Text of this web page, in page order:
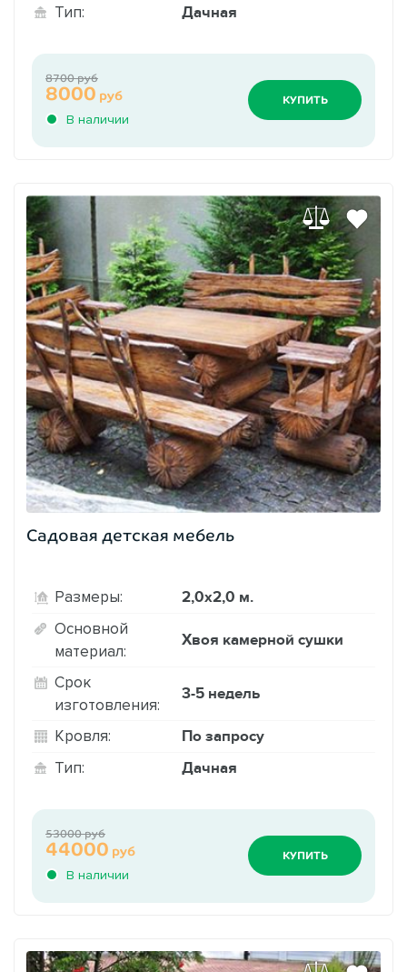
Тип: Дачная
В наличии
8000 руб
8700 руб
КУПИТЬ
Садовая детская мебель
Размеры: 2,0х2,0 м.
Основной
материал:
Хвоя камерной сушки
Срок
изготовления:
3-5 недель
Кровля: По запросу
Тип: Дачная
В наличии
44000 руб
53000 руб
КУПИТЬ